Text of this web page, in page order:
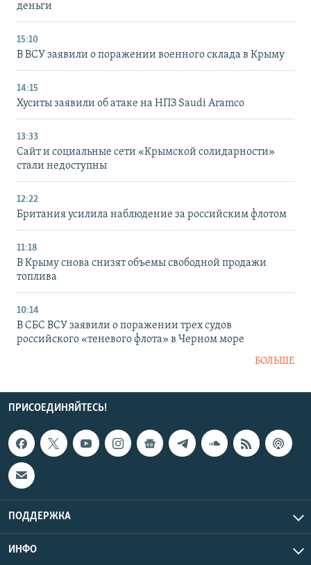
деньги
15:10
В ВСУ заявили о поражении военного склада в Крыму
14:15
Хуситы заявили об атаке на НПЗ Saudi Aramco
13:33
Сайт и социальные сети «Крымской солидарности»
стали недоступны
12:22
Британия усилила наблюдение за российским флотом
11:18
В Крыму снова снизят объемы свободной продажи
топлива
10:14
В СБС ВСУ заявили о поражении трех судов
российского «теневого флота» в Черном море
БОЛЬШЕ
ПРИСОЕДИНЯЙТЕСЬ!
ПОДДЕРЖКА
ИНФО